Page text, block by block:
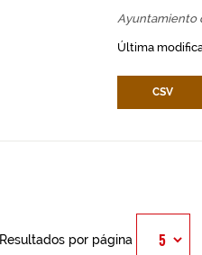
Ayuntamiento
Última
CSV
Resultados por página